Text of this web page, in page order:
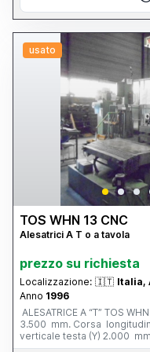
usato
TOS WHN 13 CNC
Alesatrici A T o a tavola
prezzo su richiesta
Localizzazione: 🇮🇹 Italia,
Anno 1996
ALESATRICE A “T” TOS
3.500 mm. Corsa
verticale testa (Y) 2.000
tavola 12 tonn. Corsa